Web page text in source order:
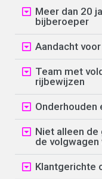
Meer dan 20
bijberoeper
Aandacht
Team met
rijbewijzen
Onderhouden
Niet alleen
de
Klantgerichte